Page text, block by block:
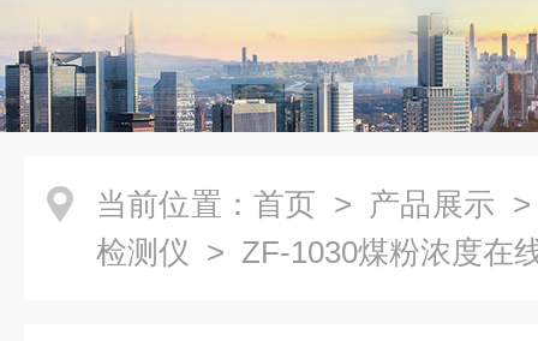
当前位置： 首页 > 产品展示
检测仪 > ZF-1030煤粉浓度在